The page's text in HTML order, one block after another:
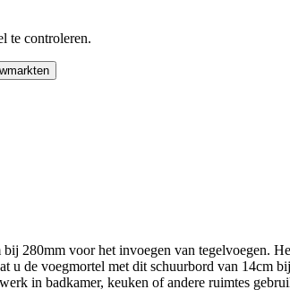
te controleren.
280mm voor het invoegen van tegelvoegen.
u de voegmortel met dit schuurbord van 14cm
in badkamer, keuken of andere ruimtes